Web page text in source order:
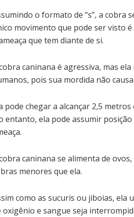
o formato de “s”, a cobra
movimento que pode ser visto
que tem diante de si.
caninana é agressiva, mas
pois sua mordida não
pode chegar a alcançar 2,5
entanto, ela pode assumir
caninana se alimenta de
menores que ela.
como as sucuris ou jiboias, ela
oxigênio e sangue seja